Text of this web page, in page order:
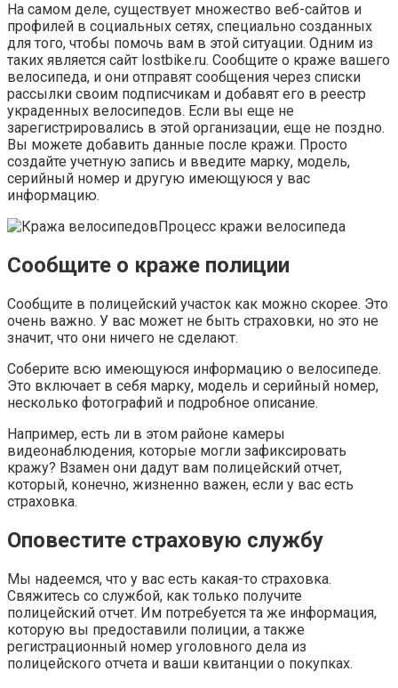
На самом деле, существует множество веб-сайтов и
профилей в социальных сетях, специально созданных
для того, чтобы помочь вам в этой ситуации. Одним из
таких является сайт lostbike.ru. Сообщите о краже вашего
велосипеда, и они отправят сообщения через списки
рассылки своим подписчикам и добавят его в реестр
украденных велосипедов. Если вы еще не
зарегистрировались в этой организации, еще не поздно.
Вы можете добавить данные после кражи. Просто
создайте учетную запись и введите марку, модель,
серийный номер и другую имеющуюся у вас
информацию.
Процесс кражи велосипеда
Сообщите о краже полиции
Сообщите в полицейский участок как можно скорее. Это
очень важно. У вас может не быть страховки, но это не
значит, что они ничего не сделают.
Соберите всю имеющуюся информацию о велосипеде.
Это включает в себя марку, модель и серийный номер,
несколько фотографий и подробное описание.
Например, есть ли в этом районе камеры
видеонаблюдения, которые могли зафиксировать
кражу? Взамен они дадут вам полицейский отчет,
который, конечно, жизненно важен, если у вас есть
страховка.
Оповестите страховую службу
Мы надеемся, что у вас есть какая-то страховка.
Свяжитесь со службой, как только получите
полицейский отчет. Им потребуется та же информация,
которую вы предоставили полиции, а также
регистрационный номер уголовного дела из
полицейского отчета и ваши квитанции о покупках.